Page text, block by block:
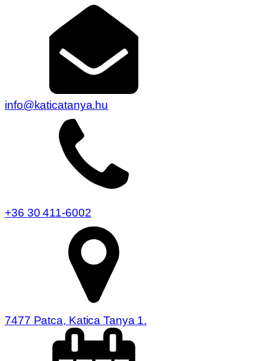
info@katicatanya.hu
+36 30 411-6002
7477 Patca, Katica Tanya 1.